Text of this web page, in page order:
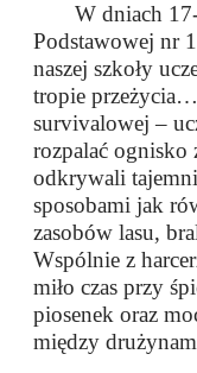
W dniach 17-
Podstawowej nr
naszej szkoły
tropie
survivalowej –
rozpalać ognisko
odkrywali
sposobami jak
zasobów lasu,
Wspólnie z
miło czas przy
piosenek oraz
między